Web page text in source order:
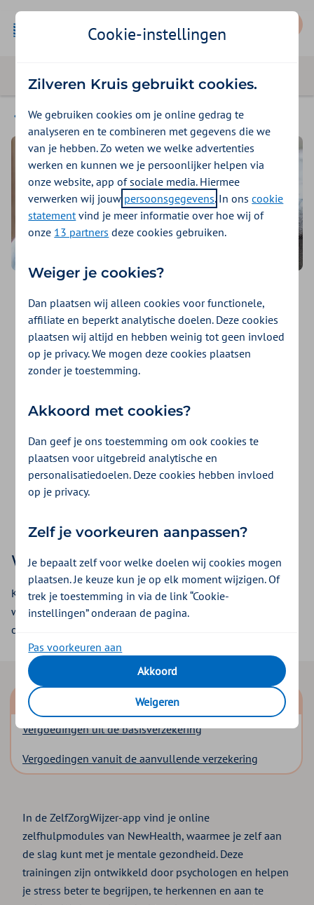
Zorg regelen
Hulp bij psychische
klachten
Iedereen voelt zich weleens somber,
hebben op je dagelijks leven. Op deze pagina
helpen we je op weg met informatie, advies
en passende ondersteuning. Of je nu zelf aan
de slag wilt of een hulpverlener zoekt.
Welke hulp heb je nodig?
Kies hieronder wat bij jouw situatie past. Weet je niet zeker
welke hulp je nodig hebt? Bespreek dit dan met je huisarts
of praktijkondersteuner.
Zelf aan de slag
Vergoedingen uit de basisverzekering
Vergoedingen vanuit de aanvullende verzekering
In de ZelfZorgWijzer-app vind je online
zelfhulpmodules van NewHealth, waarmee je zelf aan
de slag kunt met je mentale gezondheid. Deze
trainingen zijn ontwikkeld door psychologen en helpen
je stress beter te begrijpen, te herkennen en aan te
Cookie-instellingen
Zilveren Kruis gebruikt cookies.
We gebruiken cookies om je online gedrag te
analyseren en te combineren met gegevens die we
van je hebben. Zo weten we welke advertenties
werken en kunnen we je persoonlijker helpen via
onze website, app of sociale media. Hiermee
verwerken wij jouw persoonsgegevens. In onscookie
statementvind je meer informatie over hoe wij of
onze 13 partners deze cookies gebruiken.
Weiger je cookies?
Dan plaatsen wij alleen cookies voor functionele,
affiliate en beperkt analytische doelen. Deze cookies
plaatsen wij altijd en hebben weinig tot geen invloed
op je privacy. We mogen deze cookies plaatsen
zonder je toestemming.
Akkoord met cookies?
Dan geef je ons toestemming om ook cookies te
plaatsen voor uitgebreid analytische en
personalisatiedoelen. Deze cookies hebben invloed
op je privacy.
Zelf je voorkeuren aanpassen?
Je bepaalt zelf voor welke doelen wij cookies mogen
plaatsen. Je keuze kun je op elk moment wijzigen. Of
trek je toestemming in via de link “Cookie-
instellingen” onderaan de pagina.
Pas voorkeuren aan
Akkoord
Weigeren